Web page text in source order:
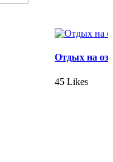
Отдых на
45 Likes